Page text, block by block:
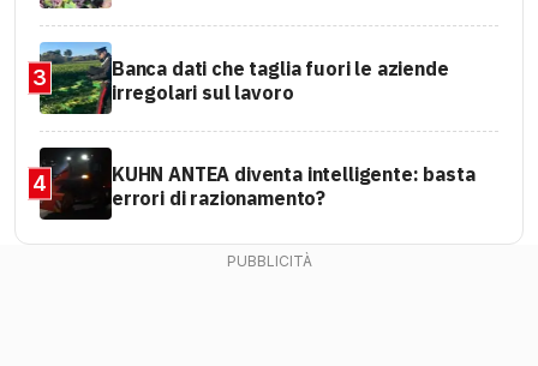
3
Banca dati che taglia fuori le aziende
irregolari sul lavoro
4
KUHN ANTEA diventa intelligente: basta
errori di razionamento?